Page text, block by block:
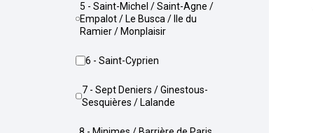
5 - Saint-Michel / Saint-Agne /
Empalot / Le Busca / Ile du
Ramier / Monplaisir
6 - Saint-Cyprien
7 - Sept Deniers / Ginestous-
Sesquières / Lalande